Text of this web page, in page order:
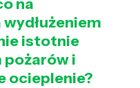
istotnie
pożarów i
ocieplenie?